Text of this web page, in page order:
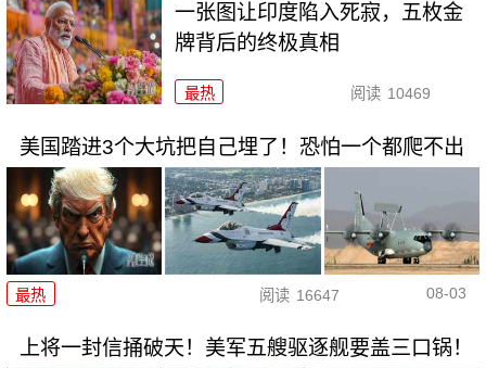
一张图让印度陷入死寂，五枚金
牌背后的终极真相
最热 阅读 10469
美国踏进3个大坑把自己埋了！恐怕一个都爬不出
最热 阅读 16647 08-03
上将一封信捅破天！美军五艘驱逐舰要盖三口锅！